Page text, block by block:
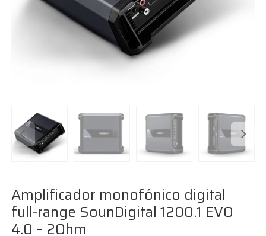
Amplificador monofónico digital
full-range SounDigital 1200.1 EVO
4.0 – 2Ohm